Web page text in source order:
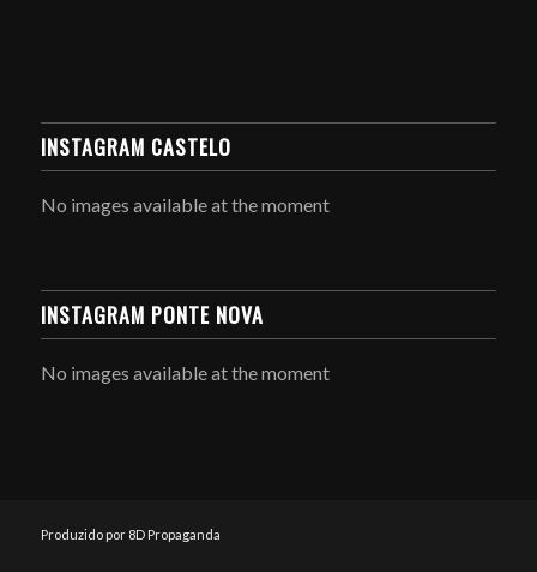
INSTAGRAM CASTELO
No images available at the moment
INSTAGRAM PONTE NOVA
No images available at the moment
Produzido por 8D Propaganda